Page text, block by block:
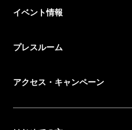
イベント情報
プレスルーム
アクセス・キャンペーン